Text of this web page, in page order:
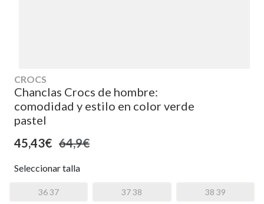
CROCS
Chanclas Crocs de hombre:
comodidad y estilo en color verde
pastel
45,43€ 64,9€
Seleccionar talla
36 37 37 38 38 39